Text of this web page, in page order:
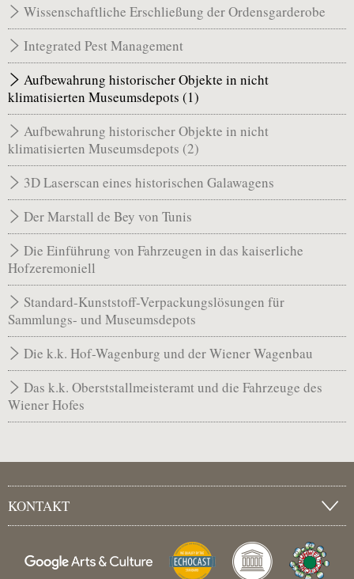
Wissenschaftliche Erschließung der Ordensgarderobe
Integrated Pest Management
Aufbewahrung historischer Objekte in nicht
klimatisierten Museumsdepots (1)
Aufbewahrung historischer Objekte in nicht
klimatisierten Museumsdepots (2)
3D Laserscan eines historischen Galawagens
Der Marstall de Bey von Tunis
Die Einführung von Fahrzeugen in das kaiserliche
Hofzeremoniell
Standard-Kunststoff-Verpackungslösungen für
Sammlungs- und Museumsdepots
Die k.k. Hof-Wagenburg und der Wiener Wagenbau
Das k.k. Oberststallmeisteramt und die Fahrzeuge des
Wiener Hofes
KONTAKT